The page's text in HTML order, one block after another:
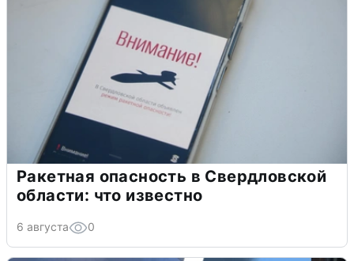
Ракетная опасность в Свердловской
области: что известно
6 августа 0